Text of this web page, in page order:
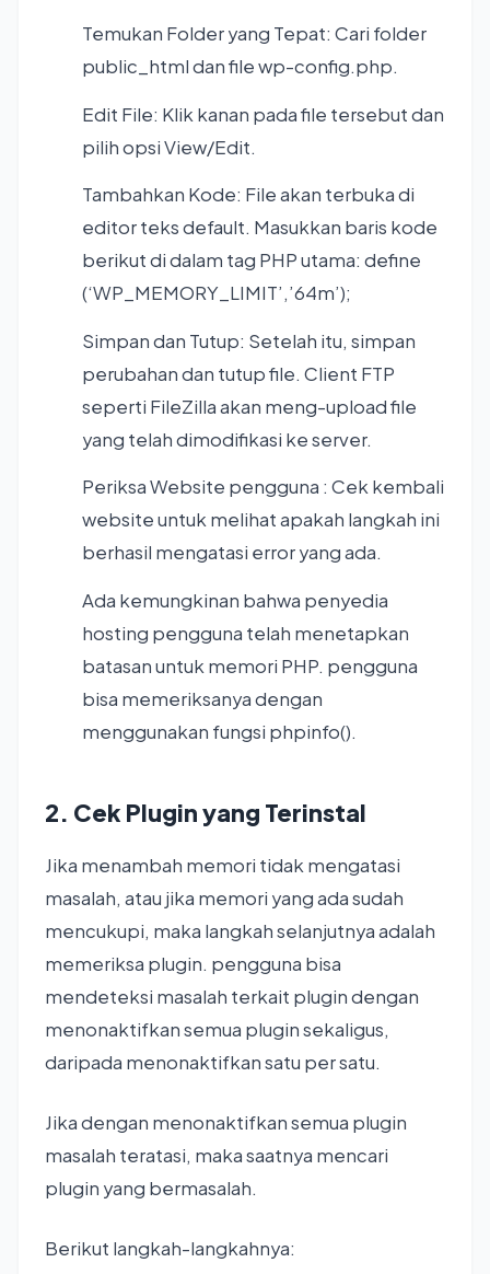
Temukan Folder yang Tepat: Cari folder
public_html dan file wp-config.php.
Edit File: Klik kanan pada file tersebut dan
pilih opsi View/Edit.
Tambahkan Kode: File akan terbuka di
editor teks default. Masukkan baris kode
berikut di dalam tag PHP utama: define
(‘WP_MEMORY_LIMIT’,’64m’);
Simpan dan Tutup: Setelah itu, simpan
perubahan dan tutup file. Client FTP
seperti FileZilla akan meng-upload file
yang telah dimodifikasi ke server.
Periksa Website pengguna : Cek kembali
website untuk melihat apakah langkah ini
berhasil mengatasi error yang ada.
Ada kemungkinan bahwa penyedia
hosting pengguna telah menetapkan
batasan untuk memori PHP. pengguna
bisa memeriksanya dengan
menggunakan fungsi phpinfo().
2. Cek Plugin yang Terinstal
Jika menambah memori tidak mengatasi
masalah, atau jika memori yang ada sudah
mencukupi, maka langkah selanjutnya adalah
memeriksa plugin. pengguna bisa
mendeteksi masalah terkait plugin dengan
menonaktifkan semua plugin sekaligus,
daripada menonaktifkan satu per satu.
Jika dengan menonaktifkan semua plugin
masalah teratasi, maka saatnya mencari
plugin yang bermasalah.
Berikut langkah-langkahnya: